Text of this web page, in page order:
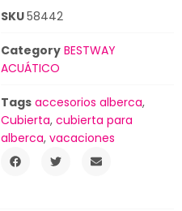
SKU58442
Category BESTWAY
ACUÁTICO
Tags accesorios alberca,
Cubierta, cubierta para
alberca, vacaciones